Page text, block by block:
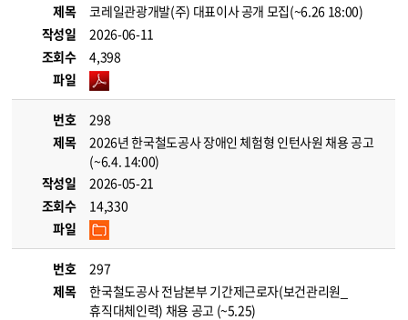
제목
코레일관광개발(주) 대표이사 공개 모집(~6.26 18:00)
작성일
2026-06-11
조회수
4,398
파일
번호
298
제목
2026년 한국철도공사 장애인 체험형 인턴사원 채용 공고
(~6.4. 14:00)
작성일
2026-05-21
조회수
14,330
파일
번호
297
제목
한국철도공사 전남본부 기간제근로자(보건관리원_
휴직대체인력) 채용 공고 (~5.25)